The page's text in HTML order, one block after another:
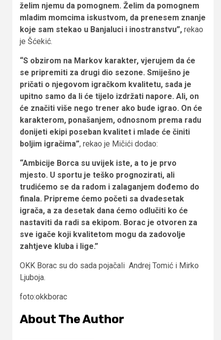
želim njemu da pomognem. Želim da pomognem
mladim momcima iskustvom, da prenesem znanje
koje sam stekao u Banjaluci i inostranstvu”, rekao
je Šćekić.
“S obzirom na Markov karakter, vjerujem da će
se pripremiti za drugi dio sezone. Smiješno je
pričati o njegovom igračkom kvalitetu, sada je
upitno samo da li će tijelo izdržati napore. Ali, on
će značiti više nego trener ako bude igrao. On će
karakterom, ponašanjem, odnosnom prema radu
donijeti ekipi poseban kvalitet i mlade će činiti
boljim igračima”, rekao je Mičići dodao:
“Ambicije Borca su uvijek iste, a to je prvo
mjesto. U sportu je teško prognozirati, ali
trudićemo se da radom i zalaganjem dođemo do
finala. Pripreme ćemo početi sa dvadesetak
igrača, a za desetak dana ćemo odlučiti ko će
nastaviti da radi sa ekipom. Borac je otvoren za
sve igače koji kvalitetom mogu da zadovolje
zahtjeve kluba i lige.”
OKK Borac su do sada pojačali Andrej Tomić i Mirko
Ljuboja.
foto:okkborac
About The Author